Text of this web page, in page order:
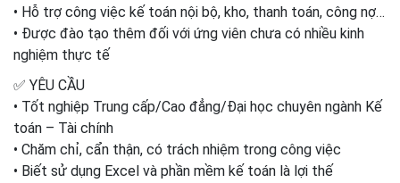
• Hỗ trợ công việc kế toán nội bộ, kho, thanh toán, công nợ…
• Được đào tạo thêm đối với ứng viên chưa có nhiều kinh
nghiệm thực tế
✅ YÊU CẦU
• Tốt nghiệp Trung cấp/Cao đẳng/Đại học chuyên ngành Kế
toán – Tài chính
• Chăm chỉ, cẩn thận, có trách nhiệm trong công việc
• Biết sử dụng Excel và phần mềm kế toán là lợi thế